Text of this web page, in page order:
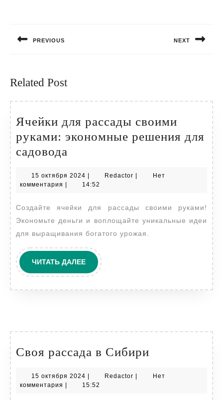
записям
PREVIOUS NEXT
Related Post
Ячейки для рассады своими
руками: экономные решения для
садовода
рассады
руками:
экономные
садовода
15 октября 2024 15
октября
Redactor Redactor
Нет
комментария
14:52
Создайте ячейки для рассады своими руками!
Экономьте деньги и воплощайте уникальные идеи
для выращивания богатого урожая.
ЧИТАТЬ ДАЛЕЕЧИТАТЬ
ДАЛЕЕ
Своя рассада в Сибири
в
15 октября 2024 15
октября
| Redactor Redactor
|
Нет
комментария | 15:52